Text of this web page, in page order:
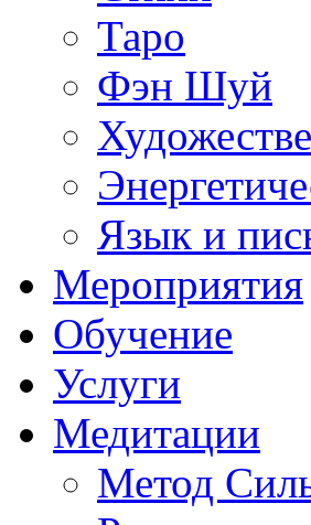
Таро
Фэн Шуй
Язык и
Мероприятия
Обучение
Услуги
Медитации
Метод